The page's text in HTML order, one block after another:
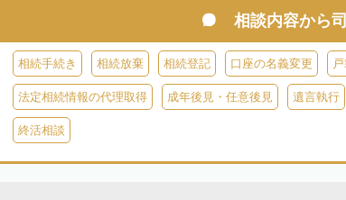
相談内容から
相続手続き 相続放棄 相続登記 口座の名義変更
法定相続情報の代理取得 成年後見・任意後見 遺言執行
終活相談